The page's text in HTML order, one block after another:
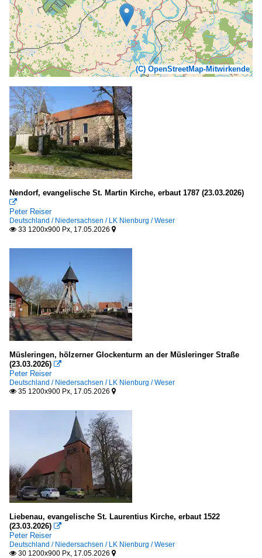
(C) OpenStreetMap-Mitwirkende
Nendorf, evangelische St. Martin Kirche, erbaut 1787 (23.03.2026)

Peter Reiser
Deutschland / Niedersachsen / LK Nienburg / Weser
 33 1200x900 Px, 17.05.2026 
Müsleringen, hölzerner Glockenturm an der Müsleringer Straße
(23.03.2026) 
Peter Reiser
Deutschland / Niedersachsen / LK Nienburg / Weser
 35 1200x900 Px, 17.05.2026 
Liebenau, evangelische St. Laurentius Kirche, erbaut 1522
(23.03.2026) 
Peter Reiser
Deutschland / Niedersachsen / LK Nienburg / Weser
 30 1200x900 Px, 17.05.2026 